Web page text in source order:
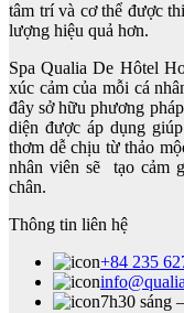
tâm trí và cơ thể được
lượng hiệu quả hơn.
Spa Qualia De Hôtel
xúc cảm của mỗi cá
đây sở hữu phương
diện được áp dụng
thơm dễ chịu từ thảo
nhân viên sẽ tạo cảm
chân.
Thông tin liên hệ
+84 235
7h30 sáng